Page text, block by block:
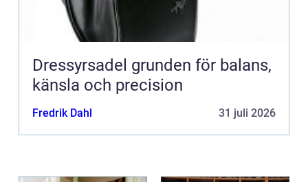
Dressyrsadel grunden för balans,
känsla och precision
Fredrik Dahl 31 juli 2026